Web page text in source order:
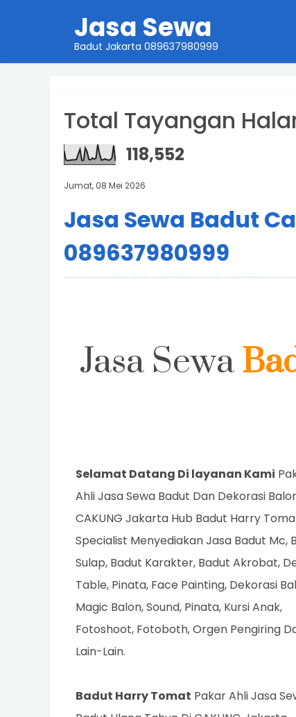
Jasa Sewa
Badut Jakarta 089637980999
Total Tayangan
118,552
Jumat, 08 Mei 2026
Jasa Sewa Badut
089637980999
Jasa Sewa
Ahli Jasa Sewa Badut Dan Dekorasi Balon
Specialist Menyediakan Jasa Badut Mc,
Sulap, Badut Karakter, Badut Akrobat,
Table, Pinata, Face Painting, Dekorasi
Magic Balon, Sound, Pinata, Kursi Anak,
Fotoshoot, Fotoboth, Orgen Pengiring
Badut Ulang Tahun Di CAKUNG Jakarta